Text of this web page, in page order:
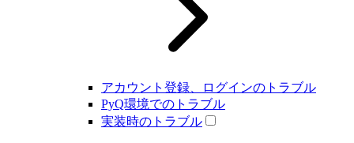
アカウント登録、ログインのトラブル
PyQ環境でのトラブル
実装時のトラブル